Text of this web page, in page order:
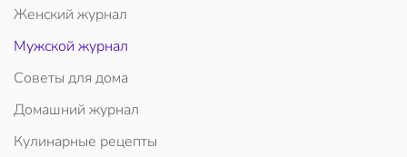
Женский журнал
Мужской журнал
Советы для дома
Домашний журнал
Кулинарные рецепты